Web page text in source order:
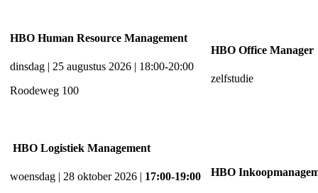
HBO Human Resource Management
dinsdag | 25 augustus 2026 | 18:00-20:00
Roodeweg 100
HBO Office Manager
zelfstudie
HBO Logistiek Management
woensdag | 28 oktober 2026 | 17:00-19:00
HBO